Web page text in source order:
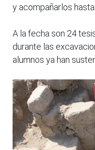
y acompañarlos
A la fecha son 24
durante las
alumnos ya han